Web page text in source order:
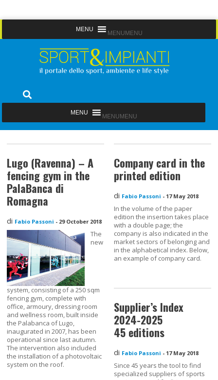
to
MENU MENU
Sport&Impianti
MENU MENU
Lugo (Ravenna) – A
fencing gym in the
PalaBanca di
Romagna
di Fabio Passoni - 29 October 2018
The
new
system, consisting of a 250 sqm
fencing gym, complete with
office, armoury, dressing room
and wellness room, built inside
the Palabanca of Lugo,
inaugurated in 2007, has been
operational since last autumn.
The intervention also included
the installation of a photovoltaic
system on the roof.
Company card in the
printed edition
di Fabio Passoni - 17 May 2018
In the volume of the paper
edition the insertion takes place
with a double page; the
company is also indicated in the
market sectors of belonging and
in the alphabetical index. Below,
an example of company card.
Supplier’s Index
2024-2025
45 editions
di Fabio Passoni - 17 May 2018
Since 45 years the tool to find
specialized suppliers of sports